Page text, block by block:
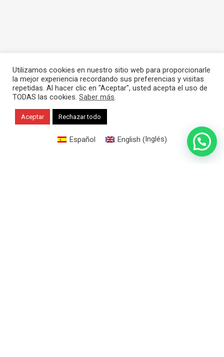
Utilizamos cookies en nuestro sitio web para proporcionarle
la mejor experiencia recordando sus preferencias y visitas
repetidas. Al hacer clic en "Aceptar", usted acepta el uso de
TODAS las cookies. Saber más.
Aceptar Rechazar todo
Español English (Inglés)